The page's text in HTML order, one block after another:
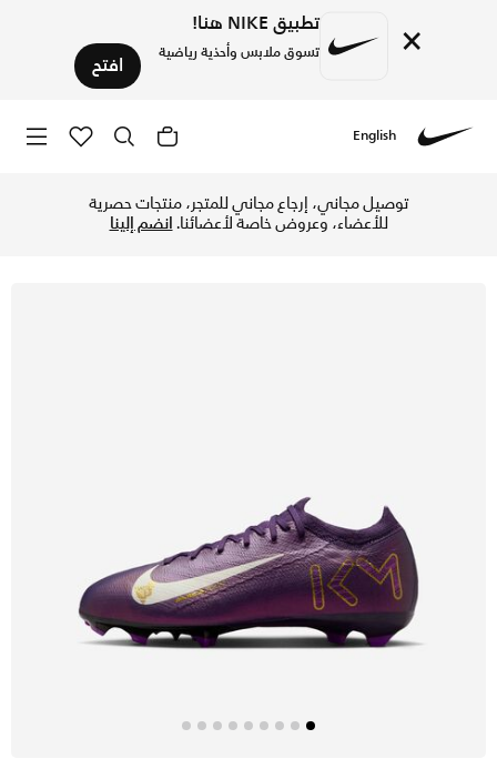
× تطبيق NIKE هنا!
تسوق ملابس وأحذية رياضية افتح
English
توصيل مجاني، إرجاع مجاني للمتجر، منتجات حصرية
للأعضاء، وعروض خاصة لأعضائنا.انضم إلينا